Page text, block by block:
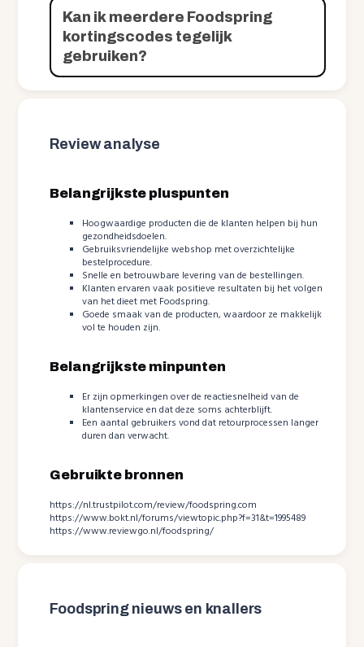
Kan ik meerdere Foodspring
kortingscodes tegelijk
gebruiken?
Review analyse
Belangrijkste pluspunten
Hoogwaardige producten die de klanten helpen bij hun
gezondheidsdoelen.
Gebruiksvriendelijke webshop met overzichtelijke
bestelprocedure.
Snelle en betrouwbare levering van de bestellingen.
Klanten ervaren vaak positieve resultaten bij het volgen
van het dieet met Foodspring.
Goede smaak van de producten, waardoor ze makkelijk
vol te houden zijn.
Belangrijkste minpunten
Er zijn opmerkingen over de reactiesnelheid van de
klantenservice en dat deze soms achterblijft.
Een aantal gebruikers vond dat retourprocessen langer
duren dan verwacht.
Gebruikte bronnen
https://nl.trustpilot.com/review/foodspring.com
https://www.bokt.nl/forums/viewtopic.php?f=31&t=1995489
https://www.reviewgo.nl/foodspring/
Foodspring nieuws en knallers